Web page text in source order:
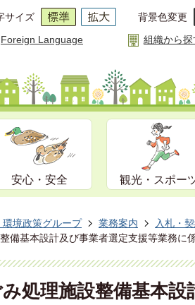
サイズ 背景色変更
Foreign Language 組織から探
安心・安全 観光・スポー
境政策グループ 業務案内 入札・
備基本設計及び事業者選定支援等業務に
処理施設整備基本設